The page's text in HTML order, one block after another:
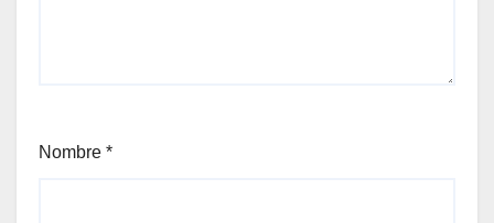
Nombre *